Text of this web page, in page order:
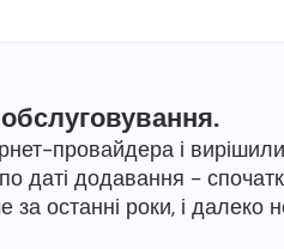
провайдера і
даті додавання -
останні роки, і далеко